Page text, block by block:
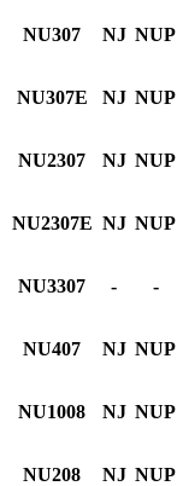
NU307 NJ NUP
NU307E NJ NUP
NU2307 NJ NUP
NU2307E NJ NUP
NU3307 - -
NU407 NJ NUP
NU1008 NJ NUP
NU208 NJ NUP